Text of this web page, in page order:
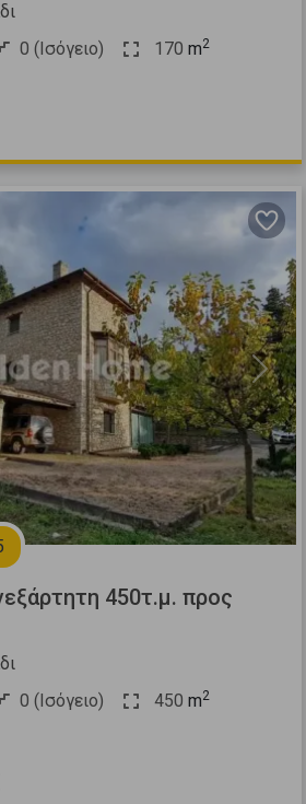
0 (Ισόγειο) 170 m2
Next
450τ.μ. προς
0 (Ισόγειο) 450 m2